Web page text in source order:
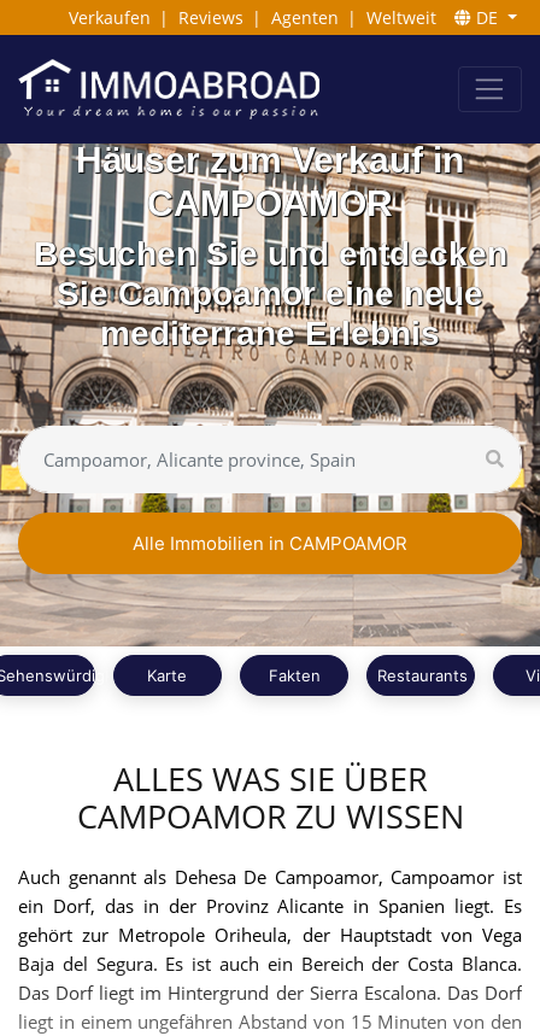
Verkaufen | Reviews | Agenten | Weltweit DE
Häuser zum Verkauf in
CAMPOAMOR
Besuchen Sie und entdecken
Sie Campoamor eine neue
mediterrane Erlebnis
Alle Immobilien in CAMPOAMOR
Karte Fakten Restaurants
ALLES WAS SIE ÜBER
CAMPOAMOR ZU WISSEN
Auch genannt als Dehesa De Campoamor, Campoamor ist
ein Dorf, das in der Provinz Alicante in Spanien liegt. Es
gehört zur Metropole Oriheula, der Hauptstadt von Vega
Baja del Segura. Es ist auch ein Bereich der Costa Blanca.
Das Dorf liegt im Hintergrund der Sierra Escalona. Das Dorf
liegt in einem ungefähren Abstand von 15 Minuten von den